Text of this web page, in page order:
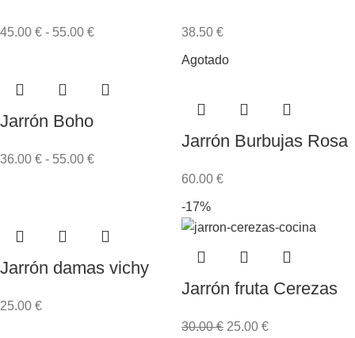
45.00 € - 55.00 € 38.50 €
Jarrón Boho
36.00 € - 55.00 €
Agotado
Jarrón Burbujas Rosa
60.00 €
Jarrón damas vichy
25.00 €
-17%
Jarrón fruta Cerezas
30.00€ 25.00 €